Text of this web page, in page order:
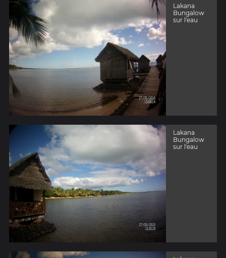
Lakana
Bungalow
sur l'eau
Lakana
Bungalow
sur l'eau